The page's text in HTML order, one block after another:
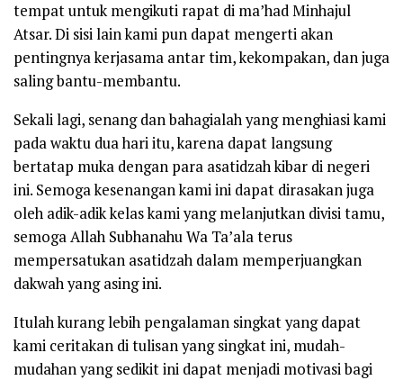
tempat untuk mengikuti rapat di ma’had Minhajul
Atsar. Di sisi lain kami pun dapat mengerti akan
pentingnya kerjasama antar tim, kekompakan, dan juga
saling bantu-membantu.
Sekali lagi, senang dan bahagialah yang menghiasi kami
pada waktu dua hari itu, karena dapat langsung
bertatap muka dengan para asatidzah kibar di negeri
ini. Semoga kesenangan kami ini dapat dirasakan juga
oleh adik-adik kelas kami yang melanjutkan divisi tamu,
semoga Allah Subhanahu Wa Ta’ala terus
mempersatukan asatidzah dalam memperjuangkan
dakwah yang asing ini.
Itulah kurang lebih pengalaman singkat yang dapat
kami ceritakan di tulisan yang singkat ini, mudah-
mudahan yang sedikit ini dapat menjadi motivasi bagi